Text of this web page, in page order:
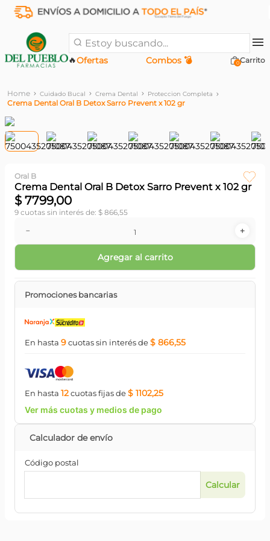
Estoy buscando...
Ofertas
🔥 Combos 💣 0
Cuidado Bucal Crema Dental Proteccion Completa
Crema Dental Oral B Detox Sarro Prevent x 102 gr
Oral B
Crema Dental Oral B Detox Sarro Prevent x 102 gr
$ 7799,00
9 cuotas sin interés de: $ 866,55
＋
－
Agregar al carrito
Promociones bancarias
En hasta 9cuotassin interésde$ 866,55
En hasta 12cuotasfijasde$ 1102,25
Ver más cuotas y medios de pago
Código postal